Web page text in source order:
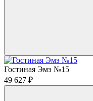
Гостиная Эмэ №15
49 627 ₽